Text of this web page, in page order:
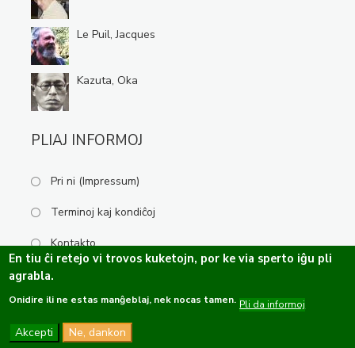
Le Puil, Jacques
Kazuta, Oka
PLIAJ INFORMOJ
Pri ni (Impressum)
Terminoj kaj kondiĉoj
Kontakto
Kopirajto ©2019-2026 Esperanta Kulturservo · Ĉiuj rajtoj rezervitaj.
Dizajno deOPTASY
En tiu ĉi retejo vi trovos kuketojn, por ke via sperto iĝu pli
agrabla.
Onidire ili ne estas manĝeblaj, nek nocas tamen. Pli da informoj
Akcepti Ne, dankon